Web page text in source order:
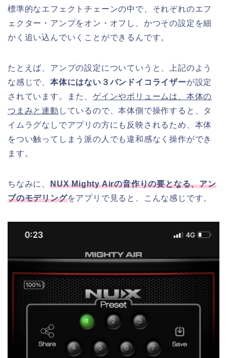
標準的なエフェクトチェーンの中で、それぞれのエフ
ェクター・アンプをオン・オフし、かつその設定を細
かく追い込んでいくことができるんです。
たとえば、アンプの設定についていうと、上記のよう
な感じで、 本体にはない３バンドイコライザーが設定
されています。また、ゲインやボリュームは、本体の
つまみと連動 しているので、本体側で操作すると、タ
イムラグなしでアプリの方にも反映されるため、本体
をつい触ってしまう派の人でも違和感なく操作ができ
ます。
ちなみに、 NUX Mighty Airの音作りの要となる、アン
プのモデリングをアプリで見ると、こんな感じです。